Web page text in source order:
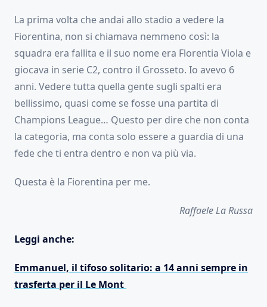
La prima volta che andai allo stadio a vedere la
Fiorentina, non si chiamava nemmeno così: la
squadra era fallita e il suo nome era Florentia Viola e
giocava in serie C2, contro il Grosseto. Io avevo 6
anni. Vedere tutta quella gente sugli spalti era
bellissimo, quasi come se fosse una partita di
Champions League… Questo per dire che non conta
la categoria, ma conta solo essere a guardia di una
fede che ti entra dentro e non va più via.
Questa è la Fiorentina per me.
Raffaele La Russa
Leggi anche:
Emmanuel, il tifoso solitario: a 14 anni sempre in
trasferta per il Le Mont